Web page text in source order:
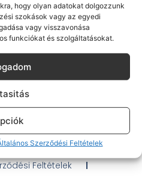
hogy olyan adatokat dolgozzunk
szokások vagy az egyedi
vagy visszavonása
funkciókat és szolgáltatásokat.
Szerződési Feltételek
Kérdések
/ Elállás
Tájékoztató
tájékoztató
Feltételek